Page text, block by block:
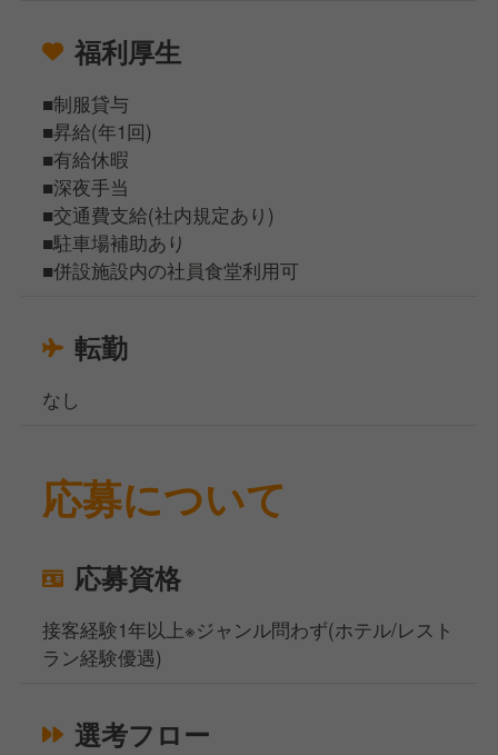
福利厚生
■制服貸与
■昇給(年1回)
■有給休暇
■深夜手当
■交通費支給(社内規定あり)
■駐車場補助あり
■併設施設内の社員食堂利用可
転勤
なし
応募について
応募資格
接客経験1年以上※ジャンル問わず(ホテル/レスト
ラン経験優遇)
選考フロー